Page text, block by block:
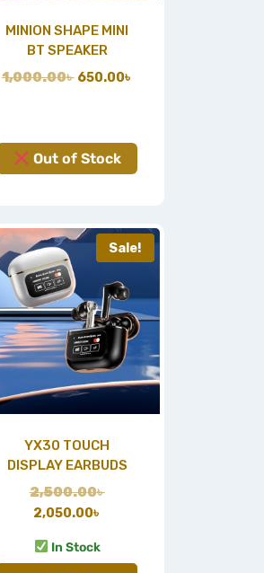
MINION SHAPE MINI
BT SPEAKER
1,000.00৳ 650.00৳
Out of Stock
Sale!
YX30 TOUCH
DISPLAY EARBUDS
2,500.00৳
2,050.00৳
In Stock